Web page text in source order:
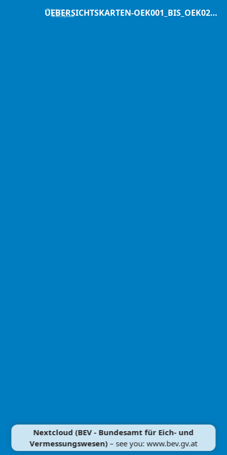
UEBERSICHTSKARTEN-OEK001_BIS_OEK020.ZIP
Nextcloud (BEV - Bundesamt für Eich- und
Vermessungswesen)– see you: www.bev.gv.at